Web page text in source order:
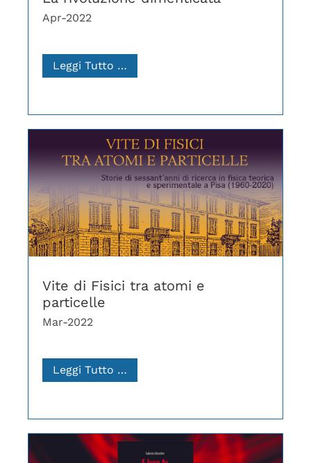
Apr-2022
Leggi Tutto …
Vite di Fisici tra atomi e
particelle
Mar-2022
Leggi Tutto …